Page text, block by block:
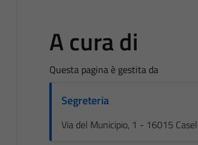
A cura di
Questa pagina è gestita da
Segreteria
Via del Municipio, 1 - 16015